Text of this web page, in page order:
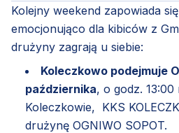
Kolejny weekend zapowiada
emocjonująco dla kibiców z
drużyny zagrają u siebie:
Koleczkowo podejmuje
października, o godz.
Koleczkowie, KKS
drużynę OGNIWO SOPOT.